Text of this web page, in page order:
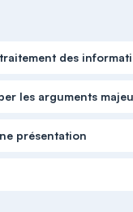
des
les arguments
présentation